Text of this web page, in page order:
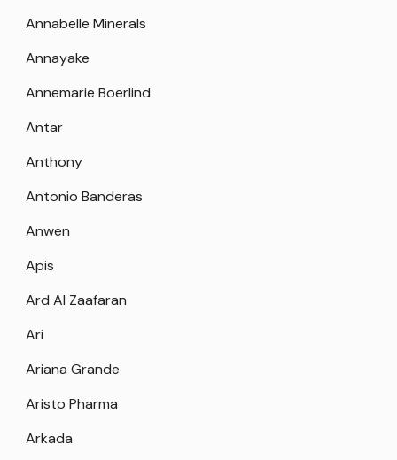
Annabelle Minerals
Annayake
Annemarie Boerlind
Antar
Anthony
Antonio Banderas
Anwen
Apis
Ard Al Zaafaran
Ari
Ariana Grande
Aristo Pharma
Arkada